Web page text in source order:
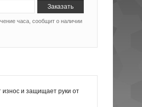
часа, сообщит о наличии
износ и защищает руки от